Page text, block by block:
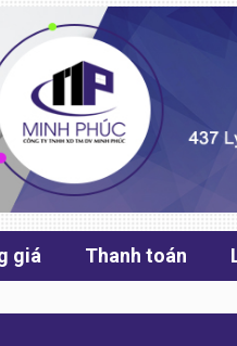
giá Thanh toán